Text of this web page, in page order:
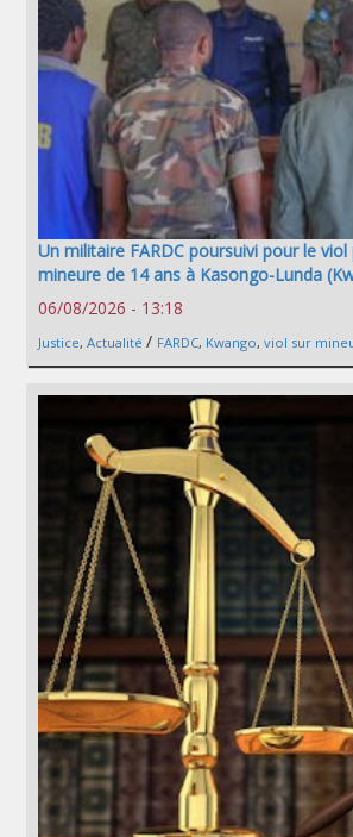
Un militaire FARDC poursuivi pour le viol
mineure de 14 ans à Kasongo-Lunda
06/08/2026 - 13:18
Justice, Actualité / FARDC, Kwango, viol sur